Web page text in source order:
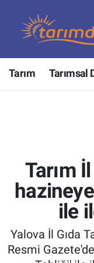
Tarım Tarımsal
Tarım
ile
Yalova İl Gıda
Resmi
Tarım
Hayvancılık
Tarımsal
Tarım
Tarım Kredi
Nöbetçi
Hava Durumu
Tüm
Son Dakika